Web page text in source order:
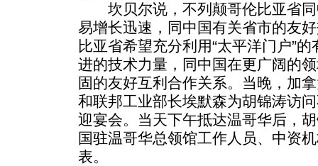
坎贝尔说，不列颠哥伦比亚省同
易增长迅速，同中国有关省市的友
比亚省希望充分利用“太平洋门户”
进的技术力量，同中国在更广阔的
固的友好互利合作关系。当晚，加
和联邦工业部长埃默森为胡锦涛访
迎宴会。当天下午抵达温哥华后，
国驻温哥华总领馆工作人员、中资
表。